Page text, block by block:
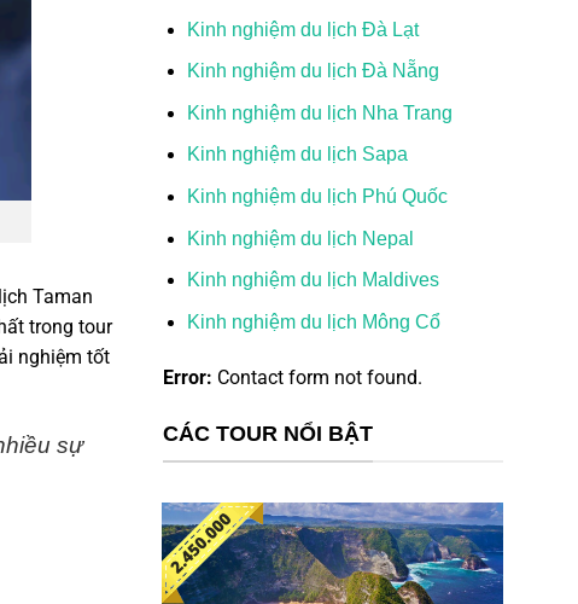
Taman
trong tour
nghiệm tốt
sự
Kinh nghiệm du lịch Đà Lạt
Kinh nghiệm du lịch Đà Nẵng
Kinh nghiệm du lịch Nha Trang
Kinh nghiệm du lịch Sapa
Kinh nghiệm du lịch Phú Quốc
Kinh nghiệm du lịch Nepal
Kinh nghiệm du lịch Maldives
Kinh nghiệm du lịch Mông Cổ
Error: Contact form not found.
CÁC TOUR NỔI BẬT